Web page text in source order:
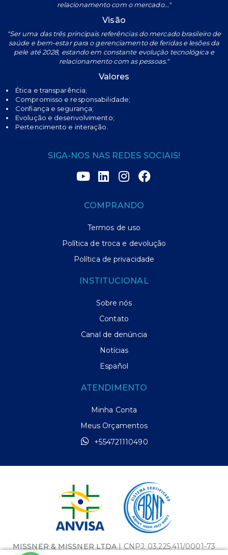
relacionamento com o mercado..."
Visão
"Ser uma das três principais referências do mercado brasileiro de
saúde e bem-estar para o gerenciamento de feridas e lesões da
pele até 2028, estando em constante evolução tecnológica e
relacionamento com as pessoas."
Valores
Ética e transparência;
Compromisso e responsabilidade;
Confiança e segurança;
Evolução e desenvolvimento;
Pertencimento e interação.
SIGA-NOS NAS REDES SOCIAIS!
COMPRANDO
Termos de uso
Política de troca e devolução
Política de privacidade
INSTITUCIONAL
Sobre nós
Contato
Canal de denúncia
Notícias
Español
ATENDIMENTO
Minha Conta
Meus Orçamentos
+554721110490
MISSNER & MISSNER LTDA| CNPJ: 03.225.411/0001-73